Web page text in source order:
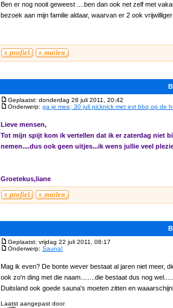
Ben er nog nooit geweest ....ben dan ook net zelf met
bezoek aan mijn familie aldaar, waarvan er 2 ook vrijwilliger
Geplaatst: donderdag 28 juli 2011, 20:42
Onderwerp: ga je mee; 30 juli picknick met evt bbq op de
Lieve mensen,
Tot mijn spijt kom ik vertellen dat ik er zaterdag niet
nemen....dus ook geen uitjes...ik wens jullie veel
Groetekus,liane
Geplaatst: vrijdag 22 juli 2011, 08:17
Onderwerp: Sauna!
Mag ik even? De bonte wever bestaat al jaren niet meer,
ook zo'n ding met die naam........die bestaat dus nog
Duitsland ook goede sauna's moeten zitten en
Laatst aangepast door